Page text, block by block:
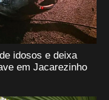
idosos e deixa
em Jacarezinho